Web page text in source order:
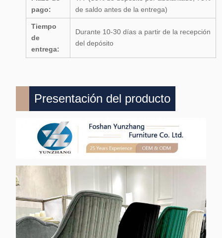
pago:
de saldo antes de la entrega)
Tiempo
de
entrega:
Durante 10-30 días a partir de la recepción
del depósito
Presentación del producto